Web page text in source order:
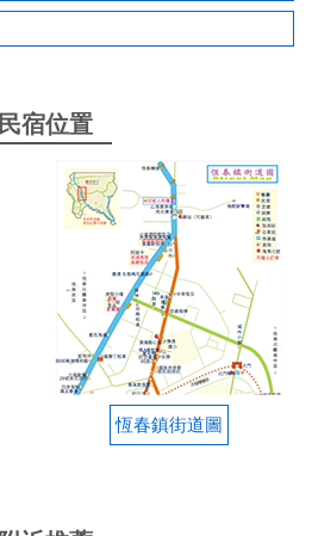
民宿位置
恆春鎮街道圖